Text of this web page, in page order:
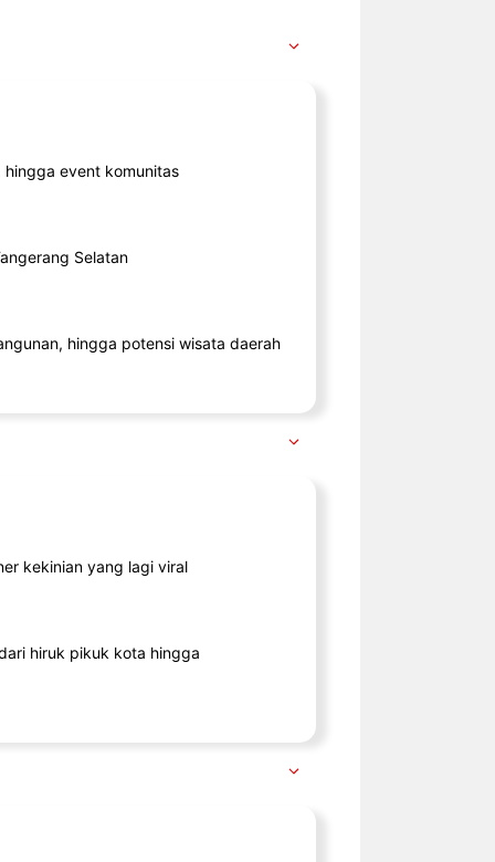
event komunitas
Selatan
hingga potensi wisata daerah
kekinian yang lagi viral
hiruk pikuk kota hingga